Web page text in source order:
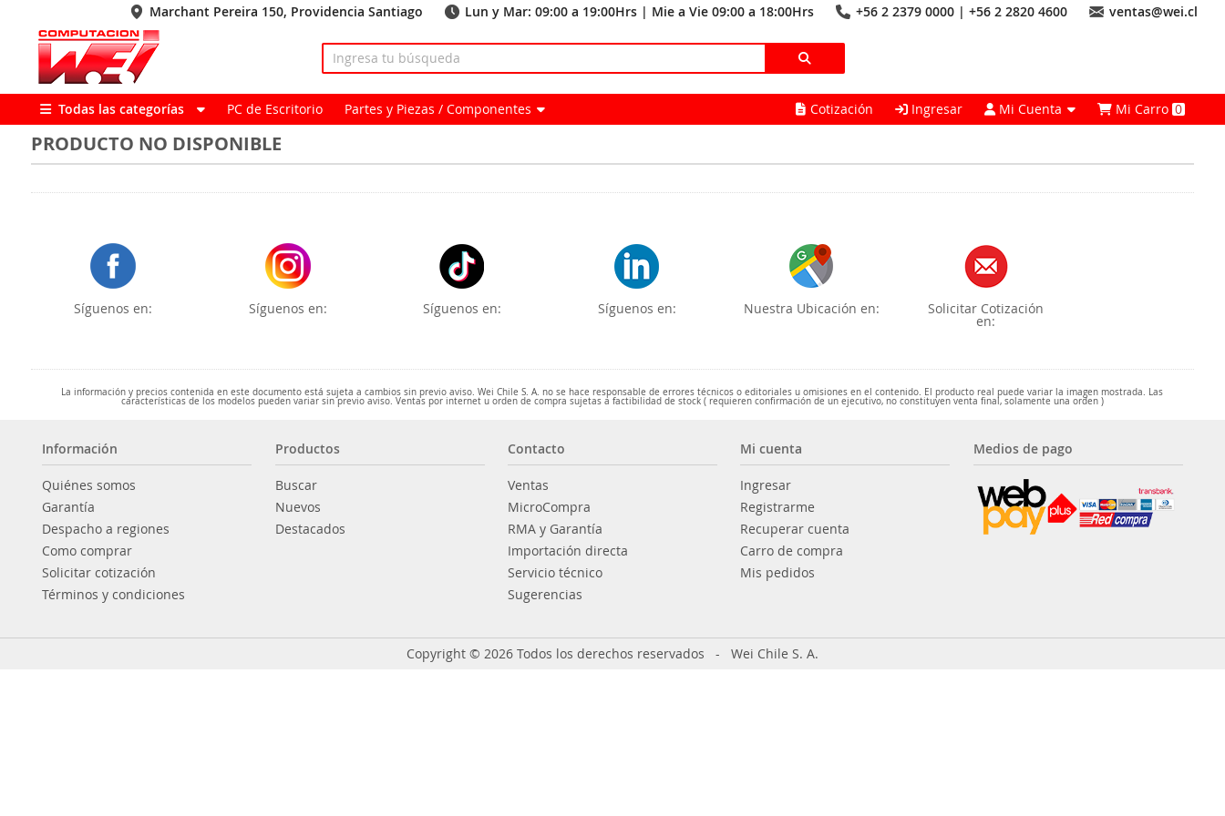
Marchant Pereira 150, Providencia Santiago Lun y Mar: 09:00 a 19:00Hrs | Mie a Vie 09:00 a 18:00Hrs +56 2 2379 0000 | +56 2 2820 4600 ventas@wei.cl
Todas las categorías PC de Escritorio Partes y Piezas / Componentes Cotización Ingresar Mi Cuenta Mi Carro0
PRODUCTO NO DISPONIBLE
Síguenos en: Síguenos en: Síguenos en: Síguenos en: Nuestra Ubicación en: Solicitar Cotización
en:
La información y precios contenida en este documento está sujeta a cambios sin previo aviso. Wei Chile S. A. no se hace responsable de errores técnicos o editoriales u omisiones en el contenido. El producto real puede variar la imagen mostrada. Las
características de los modelos pueden variar sin previo aviso. Ventas por internet u orden de compra sujetas a factibilidad de stock ( requieren confirmación de un ejecutivo, no constituyen venta final, solamente una orden )
Información
Quiénes somos
Garantía
Despacho a regiones
Como comprar
Solicitar cotización
Términos y condiciones
Productos
Buscar
Nuevos
Destacados
Contacto
Ventas
MicroCompra
RMA y Garantía
Importación directa
Servicio técnico
Sugerencias
Mi cuenta
Ingresar
Registrarme
Recuperar cuenta
Carro de compra
Mis pedidos
Medios de pago
Copyright © 2026 Todos los derechos reservados - Wei Chile S. A.